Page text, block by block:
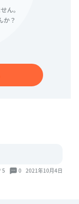
5 0 2021年10月4日